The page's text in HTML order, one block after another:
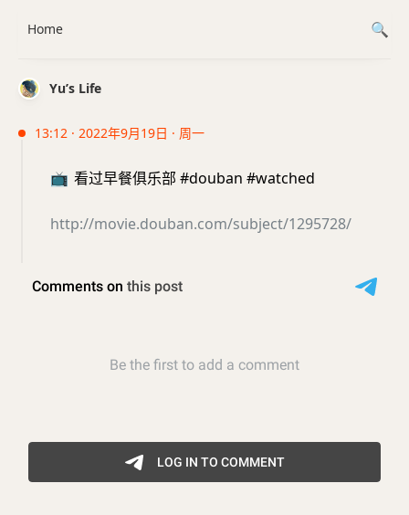
Yu’s Life
13:12 · 2022年9月19日 · 周一
📺 看过早餐俱乐部 #douban #watched
http://movie.douban.com/subject/1295728/
Home